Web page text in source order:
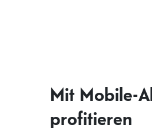
Mit Mobile-
profitieren